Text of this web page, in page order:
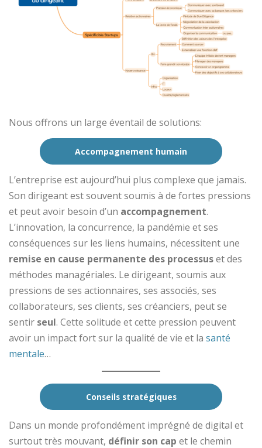
Nous offrons un large éventail de solutions:
Accompagnement humain
L’entreprise est aujourd’hui plus complexe que jamais.
Son dirigeant est souvent soumis à de fortes pressions
et peut avoir besoin d’un accompagnement.
L’innovation, la concurrence, la pandémie et ses
conséquences sur les liens humains, nécessitent une
remise en cause permanente des processuset des
méthodes managériales. Le dirigeant, soumis aux
pressions de ses actionnaires, ses associés, ses
collaborateurs, ses clients, ses créanciers, peut se
sentir seul. Cette solitude et cette pression peuvent
avoir un impact fort sur la qualité de vie et la santé
mentale…
Conseils stratégiques
Dans un monde profondément imprégné de digital et
surtout très mouvant, définir son cap et le chemin